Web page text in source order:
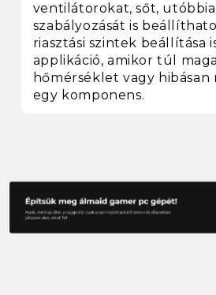
ventilátorokat, sőt,
szabályozását is
riasztási szintek beállítása
applikáció, amikor túl
hőmérséklet vagy hibásan
egy komponens.